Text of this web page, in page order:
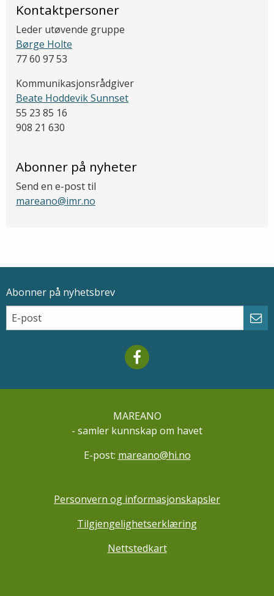
Kontaktpersoner
Leder utøvende gruppe
Børge Holte
77 60 97 53
Kommunikasjonsrådgiver
Beate Hoddevik Sunnset
55 23 85 16
908 21 630
Abonner på nyheter
Send en e-post til
mareano@imr.no
Epostadresse
Abonner på nyhetsbrev
Email
Mareano facebook
MAREANO
- samler kunnskap om havet
E-post: mareano@hi.no
Personvern og informasjonskapsler
Tilgjengelighetserklæring
Nettstedkart